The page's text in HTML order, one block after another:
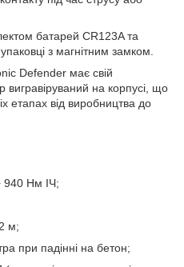
батарей CR123A та
з магнітним замком.
Defender має свій
вигравіруваний на корпусі, що
етапах від виробництва до
940 Нм ІЧ;
м;
при падінні на бетон;